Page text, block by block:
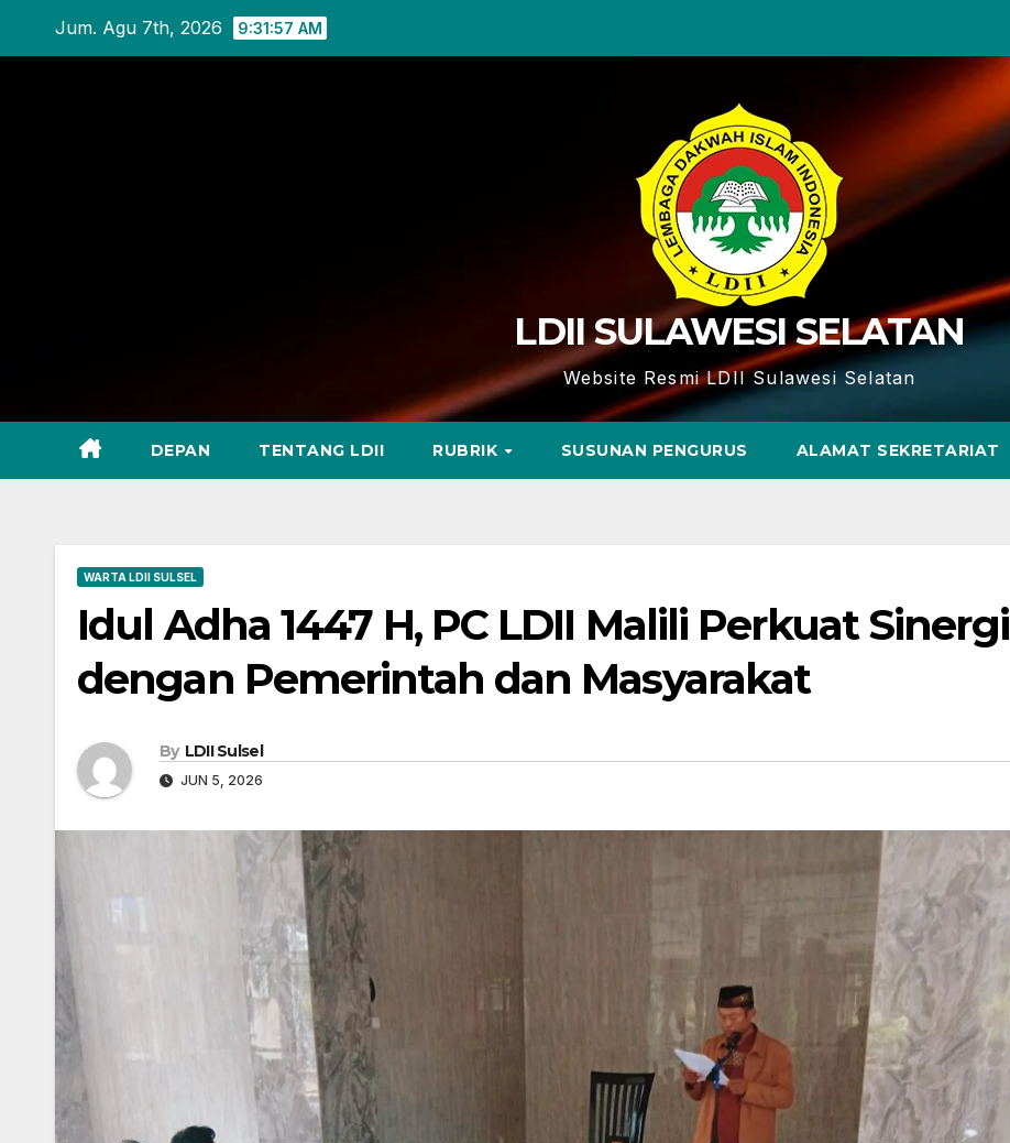
Jum. Agu 7th, 2026 9:31:59 AM
LDII SULAWESI SELATAN
Website Resmi LDII Sulawesi Selatan
DEPAN TENTANG LDII RUBRIK SUSUNAN PENGURUS ALAMAT SEKRETARIAT
WARTA LDII SULSEL
Idul Adha 1447 H, PC LDII Malili Perkuat Sinergi
dengan Pemerintah dan Masyarakat
By LDII Sulsel
JUN 5, 2026